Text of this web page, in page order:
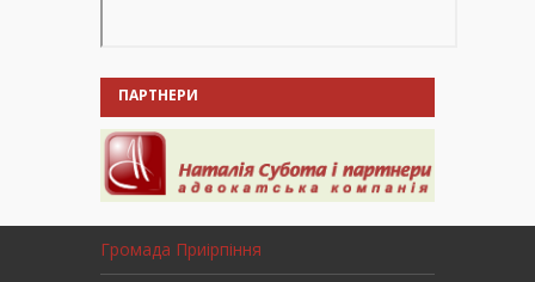
ПАРТНЕРИ
Громада Приірпіння